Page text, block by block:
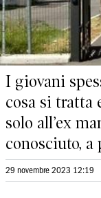
I giovani
cosa si tratta
solo all’ex
conosciuto,
29 novembre 2023 12:19